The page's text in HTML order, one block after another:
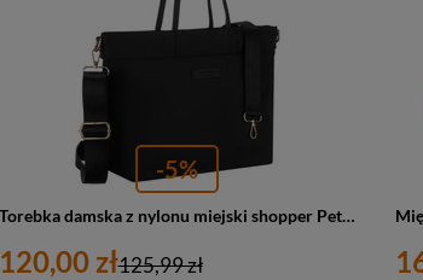
-5%
Torebka damska z nylonu miejski shopper Peterson JN-10 duża A4 czarna
120,00 zł125,99 zł